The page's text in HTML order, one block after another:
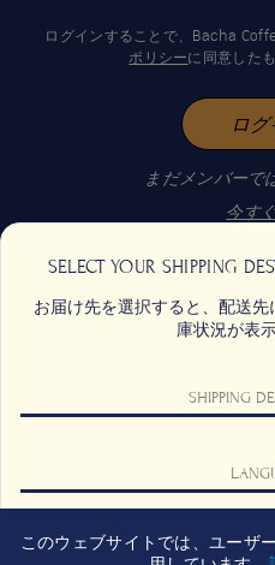
SELECT YOUR SHIPPING
お届け先を選択すると、配送
庫状況が表
SHIPPING
確
このウェブサイトでは、ユーザ
利用規約
サステナビリティ
ログインすることで、Bacha
ポリシーに同意した
ロ
まだメンバーで
今す